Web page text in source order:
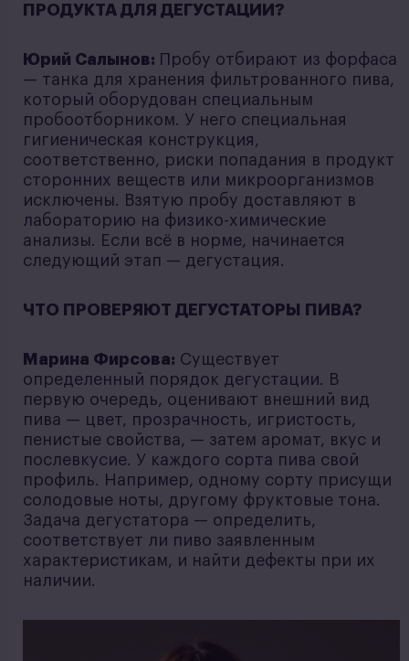
ПРОДУКТА ДЛЯ ДЕГУСТАЦИИ?
Юрий Салынов: Пробу отбирают из форфаса
— танка для хранения фильтрованного пива,
который оборудован специальным
пробоотборником. У него специальная
гигиеническая конструкция,
соответственно, риски попадания в продукт
сторонних веществ или микроорганизмов
исключены. Взятую пробу доставляют в
лабораторию на физико-химические
анализы. Если всё в норме, начинается
следующий этап — дегустация.
ЧТО ПРОВЕРЯЮТ ДЕГУСТАТОРЫ ПИВА?
Марина Фирсова: Существует
определенный порядок дегустации. В
первую очередь, оценивают внешний вид
пива — цвет, прозрачность, игристость,
пенистые свойства, — затем аромат, вкус и
послевкусие. У каждого сорта пива свой
профиль. Например, одному сорту присущи
солодовые ноты, другому фруктовые тона.
Задача дегустатора — определить,
соответствует ли пиво заявленным
характеристикам, и найти дефекты при их
наличии.